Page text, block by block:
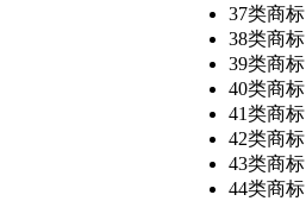
37类商标
38类商标
39类商标
40类商标
41类商标
42类商标
43类商标
44类商标